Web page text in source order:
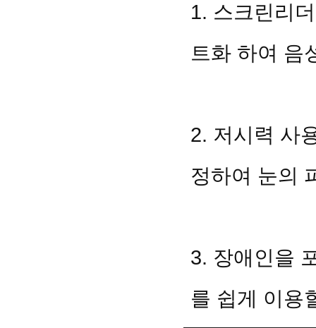
1. 스크린리
트화 하여
2. 저시력 사
정하여 눈의
3. 장애인을
를 쉽게 이용